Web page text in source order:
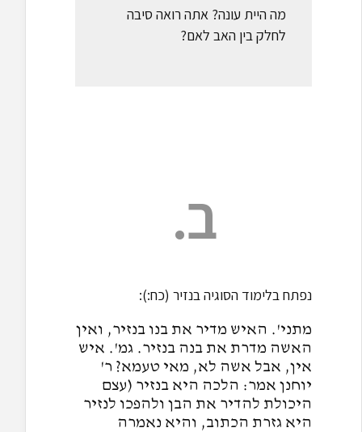
מה היית עונה? אתה רואה סיבה
לחלק בין האב לאם?
ב.
נפתח בלימוד הסוגיה בנזיר (כח:):
מתני'. האיש מדיר את בנו בנזיר, ואין
האשה מדרת את בנה בנזיר. גמ'. איש
אין, אבל אשה לא, מאי טעמא? ר'
יוחנן אמר: הלכה היא בנזיר (עצם
היכולת להדיר את הבן ולהפכו לנזיר
היא גזרת הכתוב, והיא נאמרה